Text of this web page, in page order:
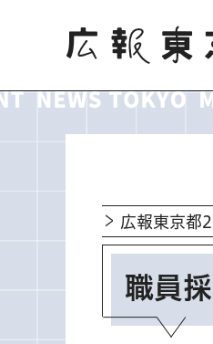
広報東京都
広報東京都
職員